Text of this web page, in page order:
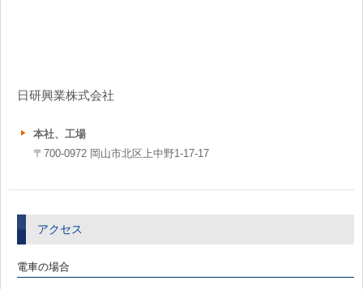
日研興業株式会社
本社、工場
〒700-0972 岡山市北区上中野1-17-17
アクセス
電車の場合